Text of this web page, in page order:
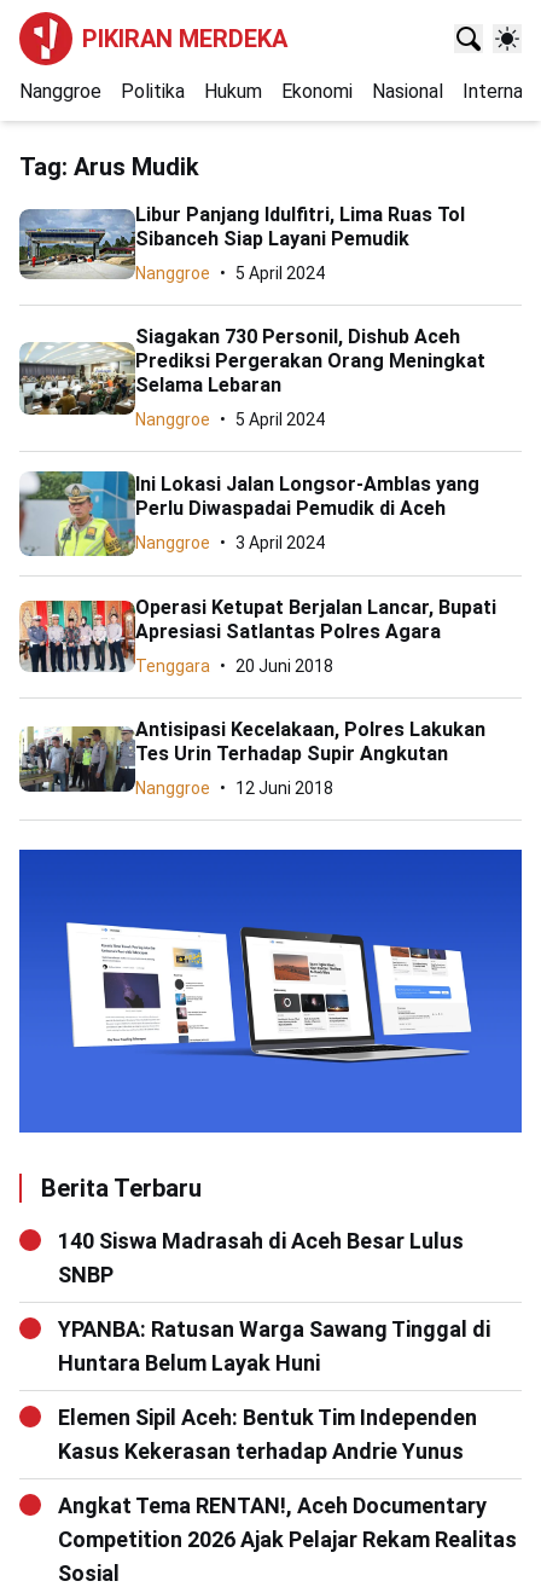
PIKIRAN MERDEKA
Nanggroe Politika Hukum Ekonomi Nasional
Tag: Arus Mudik
Libur Panjang Idulfitri, Lima Ruas Tol
Sibanceh Siap Layani Pemudik
Nanggroe 5 April 2024
Siagakan 730 Personil, Dishub Aceh
Prediksi Pergerakan Orang Meningkat
Selama Lebaran
Nanggroe 5 April 2024
Ini Lokasi Jalan Longsor-Amblas yang
Perlu Diwaspadai Pemudik di Aceh
Nanggroe 3 April 2024
Operasi Ketupat Berjalan Lancar, Bupati
Apresiasi Satlantas Polres Agara
Tenggara 20 Juni 2018
Antisipasi Kecelakaan, Polres Lakukan
Tes Urin Terhadap Supir Angkutan
Nanggroe 12 Juni 2018
Berita Terbaru
140 Siswa Madrasah di Aceh Besar Lulus
SNBP
YPANBA: Ratusan Warga Sawang Tinggal di
Huntara Belum Layak Huni
Elemen Sipil Aceh: Bentuk Tim Independen
Kasus Kekerasan terhadap Andrie Yunus
Angkat Tema RENTAN!, Aceh Documentary
Competition 2026 Ajak Pelajar Rekam Realitas
Sosial